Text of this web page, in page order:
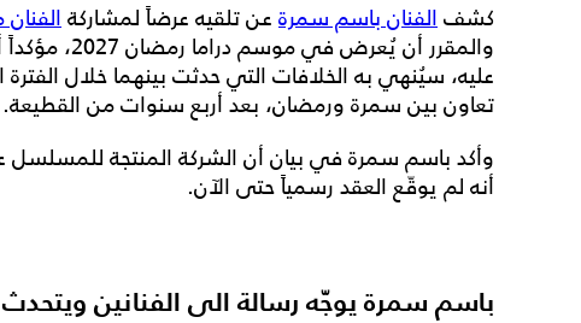
كشفالفنان باسم سمرة عن تلقيه عرضاً لمشاركة
والمقرر أن
عليه، سيُنهي به الخلافات التي حدثت بينهما خلال
تعاون بين سمرة ورمضان، بعد أربع سنوات من القطيعة.
وأكد باسم سمرة في بيان أن الشركة المنتجة للمسلسل
أنه لم يوقّع العقد رسمياً حتى الآن.
باسم سمرة يوجّه رسالة الى الفنانين ويتحدث